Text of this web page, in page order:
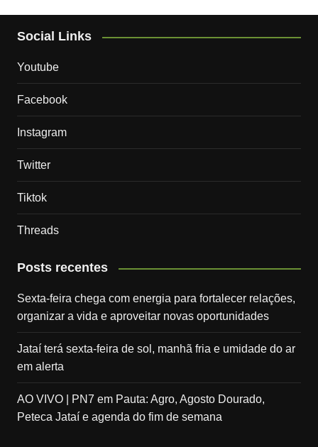
Social Links
Youtube
Facebook
Instagram
Twitter
Tiktok
Threads
Posts recentes
Sexta-feira chega com energia para fortalecer relações,
organizar a vida e aproveitar novas oportunidades
Jataí terá sexta-feira de sol, manhã fria e umidade do ar
em alerta
AO VIVO | PN7 em Pauta: Agro, Agosto Dourado,
Peteca Jataí e agenda do fim de semana